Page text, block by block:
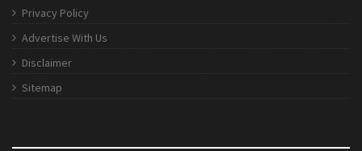
Privacy Policy
Advertise With Us
Disclaimer
Sitemap